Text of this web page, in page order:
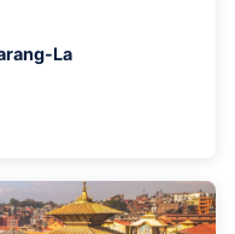
La